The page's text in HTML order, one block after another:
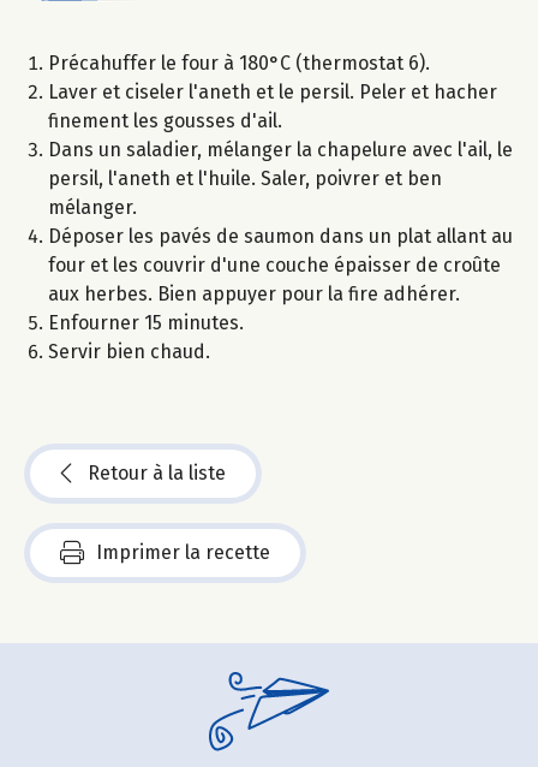
Précahuffer le four à 180°C (thermostat 6).
Laver et ciseler l'aneth et le persil. Peler et hacher
finement les gousses d'ail.
Dans un saladier, mélanger la chapelure avec l'ail, le
persil, l'aneth et l'huile. Saler, poivrer et ben
mélanger.
Déposer les pavés de saumon dans un plat allant au
four et les couvrir d'une couche épaisser de croûte
aux herbes. Bien appuyer pour la fire adhérer.
Enfourner 15 minutes.
Servir bien chaud.
Retour à la liste
Imprimer la recette